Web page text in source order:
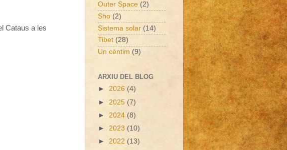
Cataus a les
Outer Space (2)
Sho (2)
Sistema solar (14)
Tibet (28)
Un cèntim (9)
ARXIU DEL BLOG
► 2026 (4)
► 2025 (7)
► 2024 (8)
► 2023 (10)
► 2022 (13)